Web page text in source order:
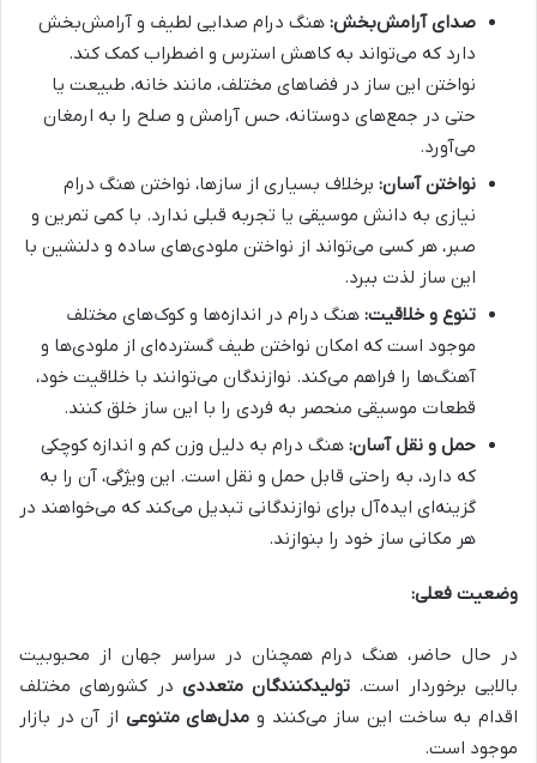
صدای آرامش‌بخش: هنگ درام صدایی لطیف و آرامش‌بخش
دارد که می‌تواند به کاهش استرس و اضطراب کمک کند.
نواختن این ساز در فضاهای مختلف، مانند خانه، طبیعت یا
حتی در جمع‌های دوستانه، حس آرامش و صلح را به ارمغان
می‌آورد.
نواختن آسان: برخلاف بسیاری از سازها، نواختن هنگ درام
نیازی به دانش موسیقی یا تجربه قبلی ندارد. با کمی تمرین و
صبر، هر کسی می‌تواند از نواختن ملودی‌های ساده و دلنشین با
این ساز لذت ببرد.
تنوع و خلاقیت: هنگ درام در اندازه‌ها و کوک‌های مختلف
موجود است که امکان نواختن طیف گسترده‌ای از ملودی‌ها و
آهنگ‌ها را فراهم می‌کند. نوازندگان می‌توانند با خلاقیت خود،
قطعات موسیقی منحصر به فردی را با این ساز خلق کنند.
حمل و نقل آسان: هنگ درام به دلیل وزن کم و اندازه کوچکی
که دارد، به راحتی قابل حمل و نقل است. این ویژگی، آن را به
گزینه‌ای ایده‌آل برای نوازندگانی تبدیل می‌کند که می‌خواهند در
هر مکانی ساز خود را بنوازند.
وضعیت فعلی:
در حال حاضر، هنگ درام همچنان در سراسر جهان از محبوبیت
بالایی برخوردار است. تولیدکنندگان متعددی در کشورهای مختلف
اقدام به ساخت این ساز می‌کنند و مدل‌های متنوعی از آن در بازار
موجود است.